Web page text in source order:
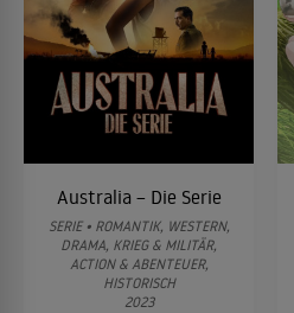
Australia – Die Serie
SERIE • ROMANTIK, WESTERN,
DRAMA, KRIEG & MILITÄR,
ACTION & ABENTEUER,
HISTORISCH
2023